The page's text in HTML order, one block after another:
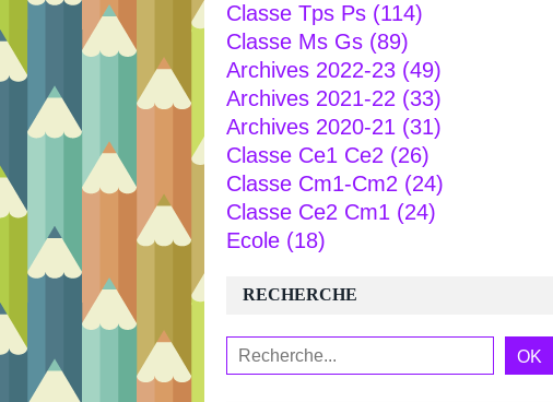
RECHERCHE
Classe Tps Ps (114)
Classe Ms Gs (89)
Archives 2022-23 (49)
Archives 2021-22 (33)
Archives 2020-21 (31)
Classe Ce1 Ce2 (26)
Classe Cm1-Cm2 (24)
Classe Ce2 Cm1 (24)
Ecole (18)